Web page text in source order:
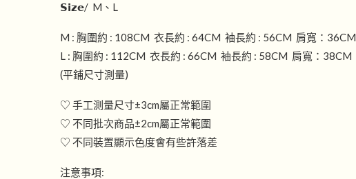
𝗦𝗶𝘇𝗲/ M、L
M : 胸圍約 : 108CM 衣長約 : 64CM 袖長約 : 56CM 肩寬：36CM
L : 胸圍約 : 112CM 衣長約 : 66CM 袖長約 : 58CM 肩寬：38CM
(平鋪尺寸測量)
♡ 手工測量尺寸±3cm屬正常範圍
♡ 不同批次商品±2cm屬正常範圍
♡ 不同裝置顯示色度會有些許落差
注意事項: